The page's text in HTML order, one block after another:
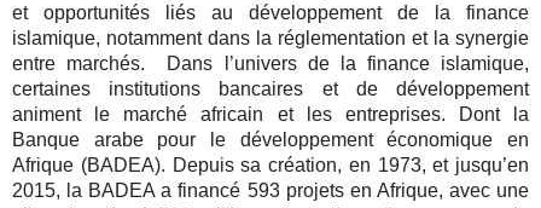
et opportunités liés au développement de la finance
islamique, notamment dans la réglementation et la synergie
entre marchés. Dans l’univers de la finance islamique,
certaines institutions bancaires et de développement
animent le marché africain et les entreprises. Dont la
Banque arabe pour le développement économique en
Afrique (BADEA). Depuis sa création, en 1973, et jusqu’en
2015, la BADEA a financé 593 projets en Afrique, avec une